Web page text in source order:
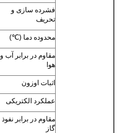
فشرده سازی و
تحریف
محدوده دما (℃)
مقاوم در برابر آب و
هوا
اثبات اوزون
عملکرد الکتریکی
مقاوم در برابر نفوذ
گاز